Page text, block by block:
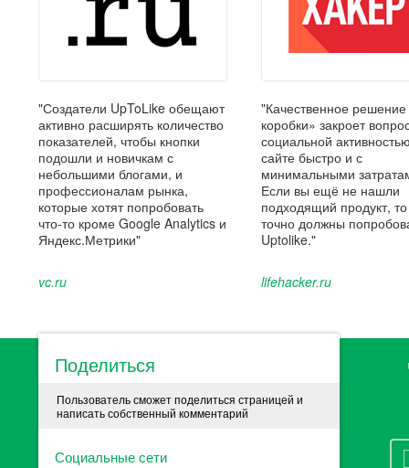
"Создатели UpToLike обещают
активно расширять количество
показателей, чтобы кнопки
подошли и новичкам с
небольшими блогами, и
профессионалам рынка,
которые хотят попробовать
что-то кроме Google Analytics и
Яндекс.Метрики"
vc.ru
"Качественное решение
коробки» закроет
социальной
сайте быстро и с
минимальными
Если вы ещё не нашли
подходящий продукт,
точно должны
Uptolike."
lifehacker.ru
Поделиться
Пользователь сможет поделиться страницей и
написать собственный комментарий
Социальные сети